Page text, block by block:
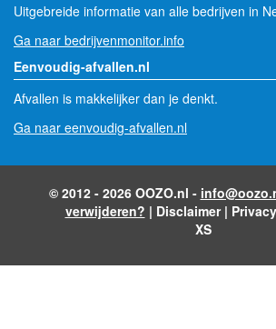
Uitgebreide informatie van alle bedrijven in
Ga naar bedrijvenmonitor.info
Eenvoudig-afvallen.nl
Afvallen is makkelijker dan je denkt.
Ga naar eenvoudig-afvallen.nl
© 2012 - 2026 OOZO.nl -
verwijderen? | Disclaimer|
XS